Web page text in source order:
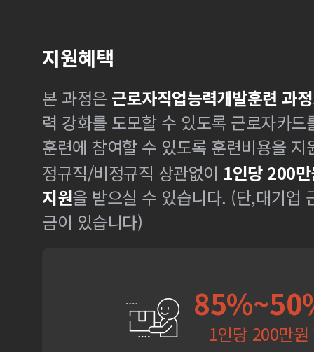
지원혜택
본 과정은 근로자직업능력개발훈련 과정
력 강화를 도모할 수 있도록 근로자카
훈련에 참여할 수 있도록 훈련비용을 지
정규직/비정규직 상관없이 1인당 200
지원을 받으실 수 있습니다. (단,대기업
금이 있습니다)
1인당 200만원